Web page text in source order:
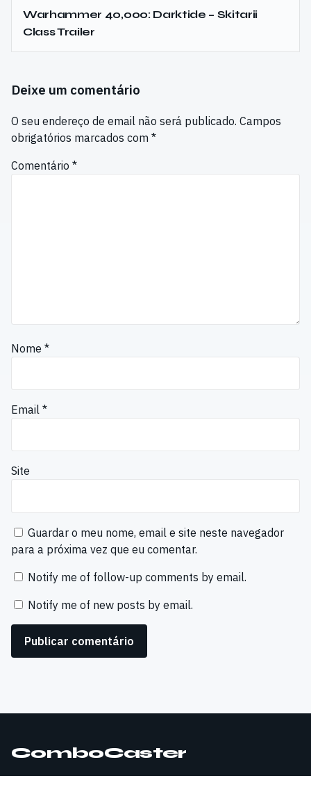
Warhammer 40,000: Darktide – Skitarii
Class Trailer
Deixe um comentário
O seu endereço de email não será publicado. Campos
obrigatórios marcados com *
Comentário *
Nome *
Email *
Site
Guardar o meu nome, email e site neste navegador
para a próxima vez que eu comentar.
Notify me of follow-up comments by email.
Notify me of new posts by email.
ComboCaster